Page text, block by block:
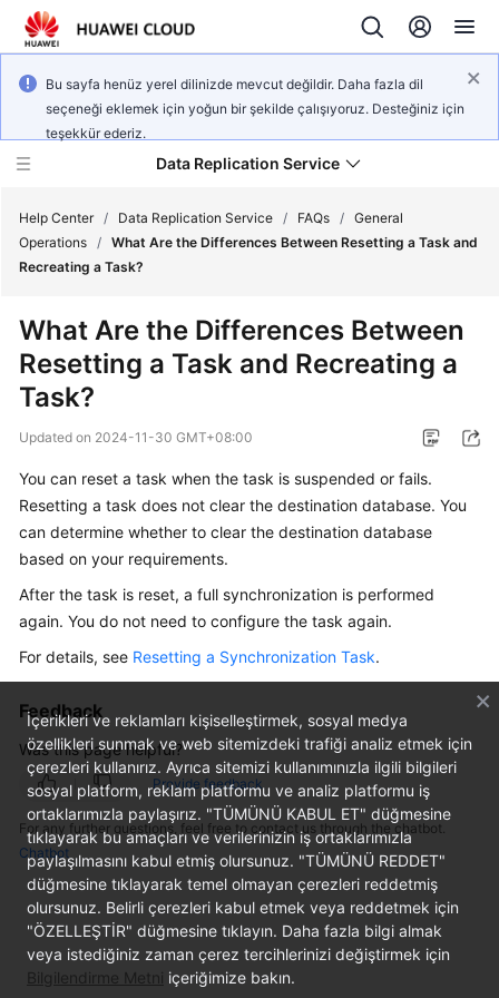
Bu sayfa henüz yerel dilinizde mevcut değildir. Daha fazla dil
seçeneği eklemek için yoğun bir şekilde çalışıyoruz. Desteğiniz için
teşekkür ederiz.
Data Replication Service
Service
Overview
Billing
Getting
Started
User
Guide
Practices
Security
White
Paper
API
Reference
SDK
Reference
FAQs
Help Center / Data Replication Service / FAQs / General
Operations / What Are the Differences Between Resetting a Task and
Recreating a Task?
What Are the Differences Between
Resetting a Task and Recreating a
Task?
Updated on 2024-11-30 GMT+08:00
You can reset a task when the task is suspended or fails.
Resetting a task does not clear the destination database. You
can determine whether to clear the destination database
based on your requirements.
After the task is reset, a full synchronization is performed
again. You do not need to configure the task again.
For details, see Resetting a Synchronization Task.
Feedback
Was this page helpful?
Provide feedback
For any further questions, feel free to contact us through the chatbot.
Chatbot
İçerikleri ve reklamları kişiselleştirmek, sosyal medya
özellikleri sunmak ve web sitemizdeki trafiği analiz etmek için
çerezleri kullanırız. Ayrıca sitemizi kullanımınızla ilgili bilgileri
sosyal platform, reklam platformu ve analiz platformu iş
ortaklarımızla paylaşırız. "TÜMÜNÜ KABUL ET" düğmesine
tıklayarak bu amaçları ve verilerinizin iş ortaklarımızla
paylaşılmasını kabul etmiş olursunuz. "TÜMÜNÜ REDDET"
düğmesine tıklayarak temel olmayan çerezleri reddetmiş
olursunuz. Belirli çerezleri kabul etmek veya reddetmek için
"ÖZELLEŞTİR" düğmesine tıklayın. Daha fazla bilgi almak
veya istediğiniz zaman çerez tercihlerinizi değiştirmek için
Bilgilendirme Metni içeriğimize bakın.